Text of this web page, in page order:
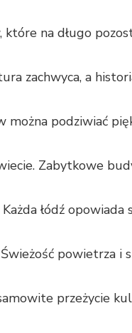
które na długo
zachwyca, a
można podziwiać
Zabytkowe
łódź opowiada
powietrza i
przeżycie